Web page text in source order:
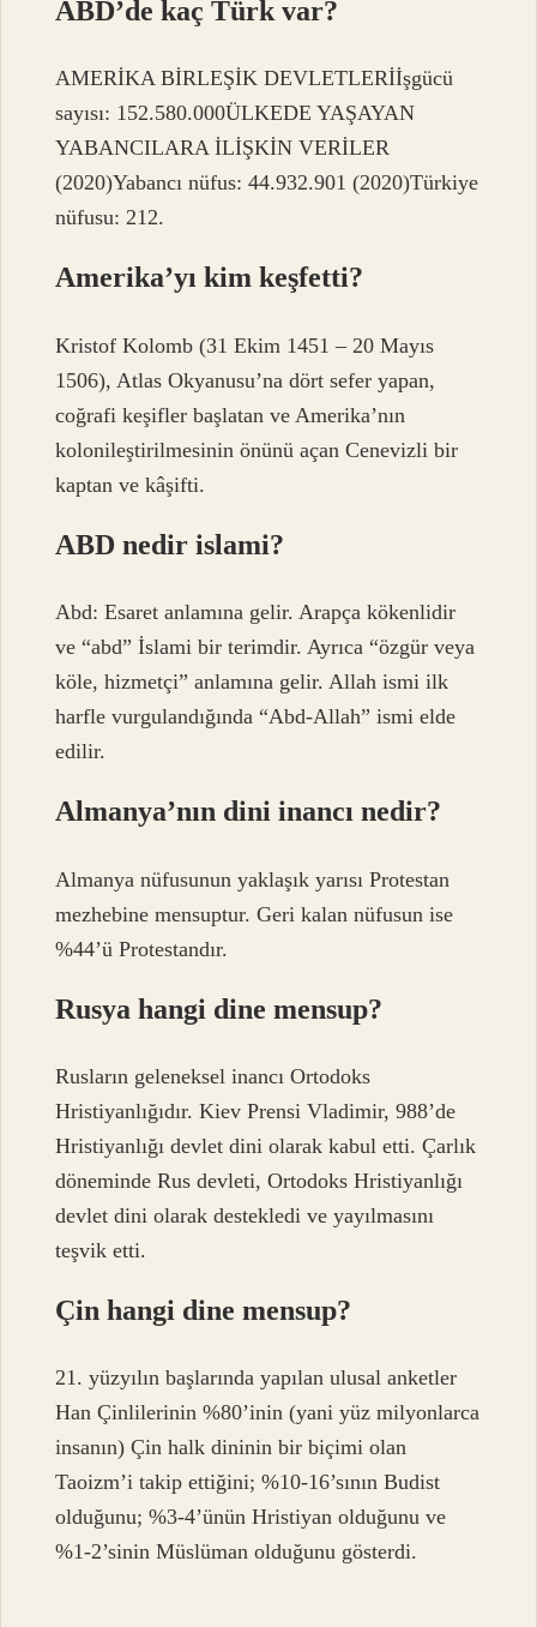
ABD’de kaç Türk var?
AMERİKA BİRLEŞİK DEVLETLERİİşgücü
sayısı: 152.580.000ÜLKEDE YAŞAYAN
YABANCILARA İLİŞKİN VERİLER
(2020)Yabancı nüfus: 44.932.901 (2020)Türkiye
nüfusu: 212.
Amerika’yı kim keşfetti?
Kristof Kolomb (31 Ekim 1451 – 20 Mayıs
1506), Atlas Okyanusu’na dört sefer yapan,
coğrafi keşifler başlatan ve Amerika’nın
kolonileştirilmesinin önünü açan Cenevizli bir
kaptan ve kâşifti.
ABD nedir islami?
Abd: Esaret anlamına gelir. Arapça kökenlidir
ve “abd” İslami bir terimdir. Ayrıca “özgür veya
köle, hizmetçi” anlamına gelir. Allah ismi ilk
harfle vurgulandığında “Abd-Allah” ismi elde
edilir.
Almanya’nın dini inancı nedir?
Almanya nüfusunun yaklaşık yarısı Protestan
mezhebine mensuptur. Geri kalan nüfusun ise
%44’ü Protestandır.
Rusya hangi dine mensup?
Rusların geleneksel inancı Ortodoks
Hristiyanlığıdır. Kiev Prensi Vladimir, 988’de
Hristiyanlığı devlet dini olarak kabul etti. Çarlık
döneminde Rus devleti, Ortodoks Hristiyanlığı
devlet dini olarak destekledi ve yayılmasını
teşvik etti.
Çin hangi dine mensup?
21. yüzyılın başlarında yapılan ulusal anketler
Han Çinlilerinin %80’inin (yani yüz milyonlarca
insanın) Çin halk dininin bir biçimi olan
Taoizm’i takip ettiğini; %10-16’sının Budist
olduğunu; %3-4’ünün Hristiyan olduğunu ve
%1-2’sinin Müslüman olduğunu gösterdi.